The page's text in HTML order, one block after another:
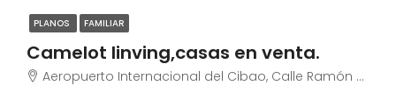
PLANOS FAMILIAR
Camelot linving,casas en venta.
Aeropuerto Internacional del Cibao, Calle Ramón Matías Mella, Las Palomas, Licey al Medio, Santiago, 32803, República Dominicana